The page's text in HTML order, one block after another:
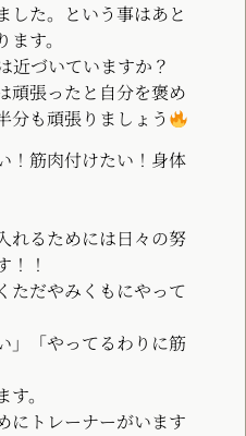
した。という事はあと
す。
近づいていますか？
頑張ったと自分を褒め
分も頑張りましょう
！筋肉付けたい！身体
れるためには日々の努
！！
ただやみくもにやって
」「やってるわりに筋
。
にトレーナーがいます